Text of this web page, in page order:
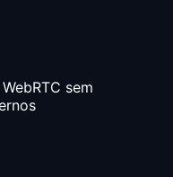
sem